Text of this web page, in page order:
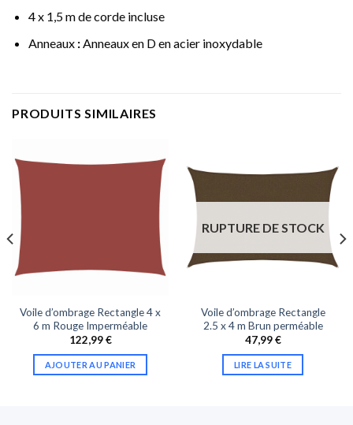
4 x 1,5 m de corde incluse
Anneaux:Anneaux en D en acier inoxydable
PRODUITS SIMILAIRES
Voile d’ombrage Rectangle 4 x
6 m Rouge Imperméable
122,99€
AJOUTER AU PANIER
RUPTURE DE STOCK
Voile d’ombrage Rectangle
2.5 x 4 m Brun perméable
47,99€
LIRE LA SUITE